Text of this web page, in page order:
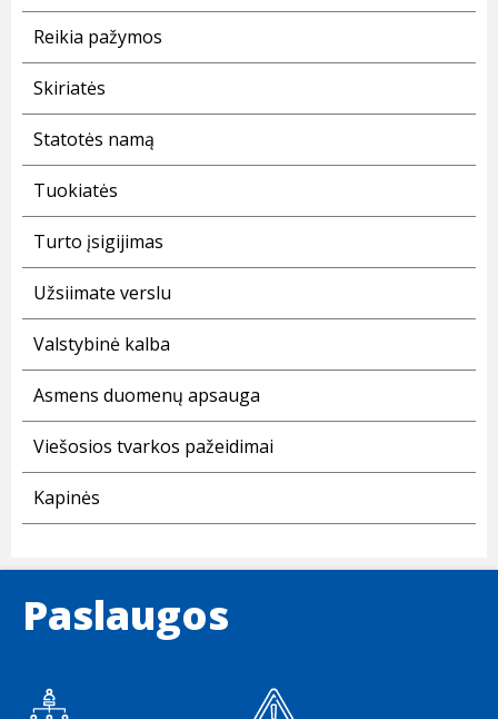
Reikia pažymos
Skiriatės
Statotės namą
Tuokiatės
Turto įsigijimas
Užsiimate verslu
Valstybinė kalba
Asmens duomenų apsauga
Viešosios tvarkos pažeidimai
Kapinės
Paslaugos